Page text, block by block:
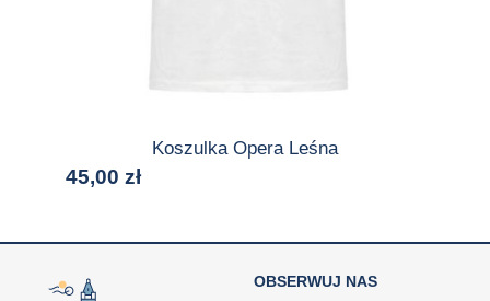
Koszulka Opera Leśna
45,00 zł
OBSERWUJ NAS